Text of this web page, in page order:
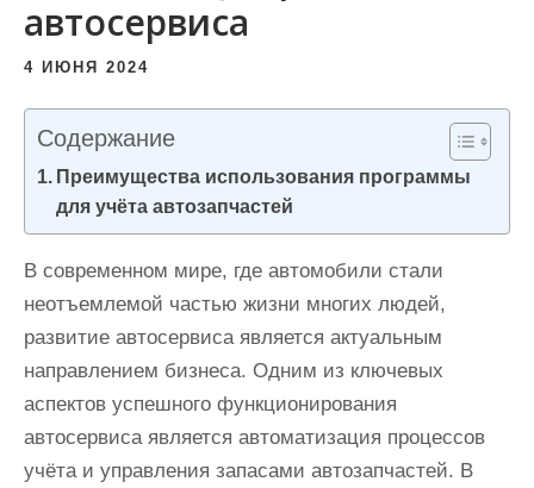
автосервиса
4 ИЮНЯ 2024
Содержание
Преимущества использования программы
для учёта автозапчастей
В современном мире, где автомобили стали
неотъемлемой частью жизни многих людей,
развитие автосервиса является актуальным
направлением бизнеса. Одним из ключевых
аспектов успешного функционирования
автосервиса является автоматизация процессов
учёта и управления запасами автозапчастей. В